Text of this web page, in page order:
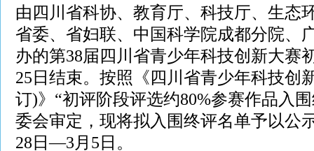
由四川省科协、教育厅、科技厅、生态
省委、省妇联、中国科学院成都分院、
办的第38届四川省青少年科技创新大赛
25日结束。按照《四川省青少年科技创
订)》“初评阶段评选约80%参赛作品入
委会审定，现将拟入围终评名单予以公
28日—3月5日。